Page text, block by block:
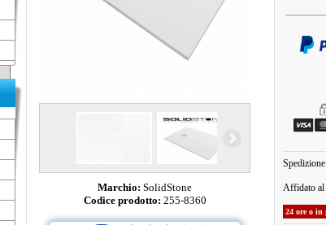
Marchio: SolidStone
Codice prodotto: 255-8360
Affidato al
24 ore o in